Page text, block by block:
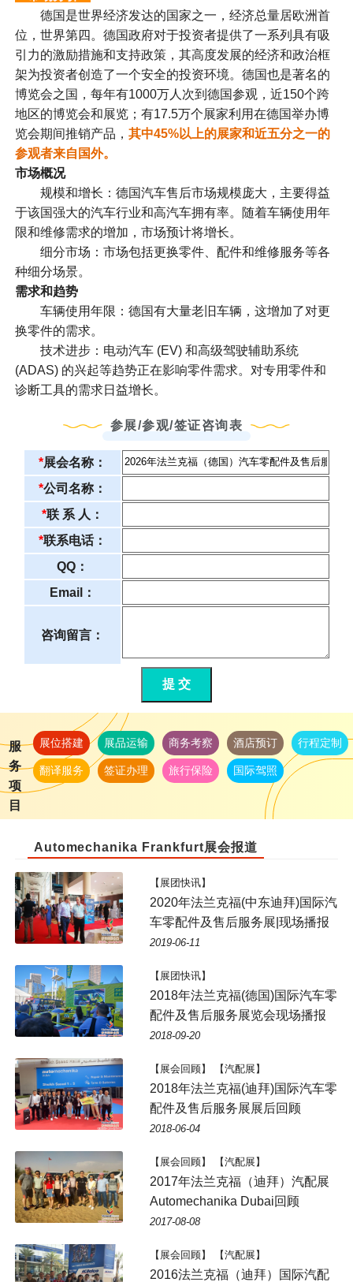
德国是世界经济发达的国家之一，经济总量居欧洲首
位，世界第四。德国政府对于投资者提供了一系列具有吸
引力的激励措施和支持政策，其高度发展的经济和政治框
架为投资者创造了一个安全的投资环境。德国也是著名的
博览会之国，每年有1000万人次到德国参观，近150个跨
地区的博览会和展览；有17.5万个展家利用在德国举办博
览会期间推销产品， 其中45%以上的展家和近五分之一的
参观者来自国外。
市场概况
规模和增长：德国汽车售后市场规模庞大，主要得益
于该国强大的汽车行业和高汽车拥有率。随着车辆使用年
限和维修需求的增加，市场预计将增长。
细分市场：市场包括更换零件、配件和维修服务等各
种细分场景。
需求和趋势
车辆使用年限：德国有大量老旧车辆，这增加了对更
换零件的需求。
技术进步：电动汽车 (EV) 和高级驾驶辅助系统
(ADAS) 的兴起等趋势正在影响零件需求。对专用零件和
诊断工具的需求日益增长。
参展/参观/签证咨询表
*展会名称：
*公司名称：
*联 系 人：
*联系电话：
QQ：
Email：
咨询留言：
提 交
服
务
项
目
展位搭建 展品运输 商务考察 酒店预订 行程定制
翻译服务 签证办理 旅行保险 国际驾照
Automechanika Frankfurt展会报道
【展团快讯】
2020年法兰克福(中东迪拜)国际汽
车零配件及售后服务展|现场播报
2019-06-11
【展团快讯】
2018年法兰克福(德国)国际汽车零
配件及售后服务展览会现场播报
2018-09-20
【展会回顾】 【汽配展】
2018年法兰克福(迪拜)国际汽车零
配件及售后服务展展后回顾
2018-06-04
【展会回顾】 【汽配展】
2017年法兰克福（迪拜）汽配展
Automechanika Dubai回顾
2017-08-08
【展会回顾】 【汽配展】
2016法兰克福（迪拜）国际汽配